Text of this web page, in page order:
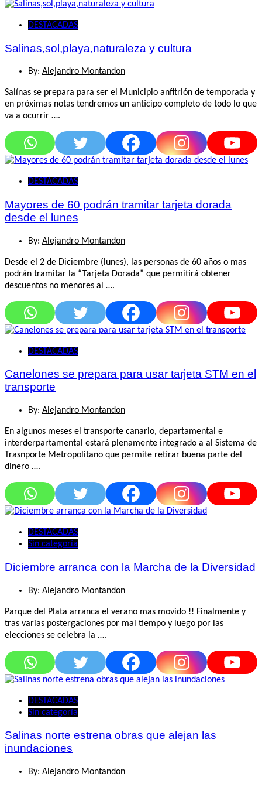
DESTACADAS
Salinas,sol,playa,naturaleza y cultura
By: Alejandro Montandon
Salínas se prepara para ser el Municipio anfitrión de temporada y
en próximas notas tendremos un anticipo completo de todo lo que
va a ocurrir ….
DESTACADAS
Mayores de 60 podrán tramitar tarjeta dorada
desde el lunes
By: Alejandro Montandon
Desde el 2 de Diciembre (lunes), las personas de 60 años o mas
podrán tramitar la “Tarjeta Dorada” que permitirá obtener
descuentos no menores al ….
DESTACADAS
Canelones se prepara para usar tarjeta STM en el
transporte
By: Alejandro Montandon
En algunos meses el transporte canario, departamental e
interderpartamental estará plenamente integrado a al Sistema de
Trasnporte Metropolitano que permite retirar buena parte del
dinero ….
DESTACADAS
Sin categoría
Diciembre arranca con la Marcha de la Diversidad
By: Alejandro Montandon
Parque del Plata arranca el verano mas movido !! Finalmente y
tras varias postergaciones por mal tiempo y luego por las
elecciones se celebra la ….
DESTACADAS
Sin categoría
Salinas norte estrena obras que alejan las
inundaciones
By: Alejandro Montandon